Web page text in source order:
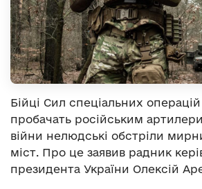
Бійці Сил спеціальних
пробачать російським
війни нелюдські обстріли
міст. Про це заявив радник
президента України Олексій